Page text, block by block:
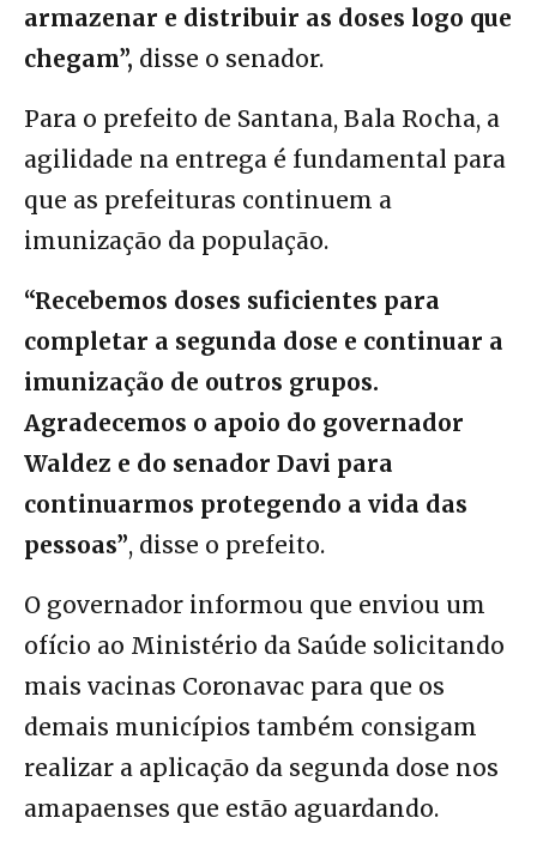
armazenar e distribuir as doses logo que
chegam”, disse o senador.
Para o prefeito de Santana, Bala Rocha, a
agilidade na entrega é fundamental para
que as prefeituras continuem a
imunização da população.
“Recebemos doses suficientes para
completar a segunda dose e continuar a
imunização de outros grupos.
Agradecemos o apoio do governador
Waldez e do senador Davi para
continuarmos protegendo a vida das
pessoas”, disse o prefeito.
O governador informou que enviou um
ofício ao Ministério da Saúde solicitando
mais vacinas Coronavac para que os
demais municípios também consigam
realizar a aplicação da segunda dose nos
amapaenses que estão aguardando.